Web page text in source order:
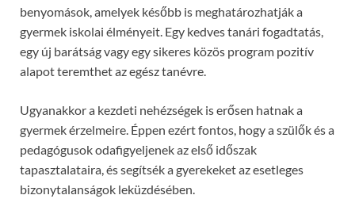
benyomások, amelyek később is meghatározhatják a
gyermek iskolai élményeit. Egy kedves tanári fogadtatás,
egy új barátság vagy egy sikeres közös program pozitív
alapot teremthet az egész tanévre.
Ugyanakkor a kezdeti nehézségek is erősen hatnak a
gyermek érzelmeire. Éppen ezért fontos, hogy a szülők és a
pedagógusok odafigyeljenek az első időszak
tapasztalataira, és segítsék a gyerekeket az esetleges
bizonytalanságok leküzdésében.